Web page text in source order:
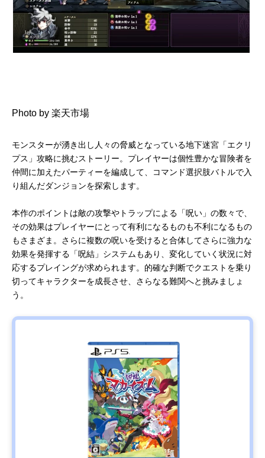
Photo by 楽天市場
モンスターが湧き出し人々の脅威となっている地下迷宮「エクリ
プス」攻略に挑むストーリー。プレイヤーは個性豊かな冒険者を
仲間に加えたパーティーを編成して、コマンド選択肢バトルで入
り組んだダンジョンを探索します。
本作のポイントは敵の攻撃やトラップによる「呪い」の数々で、
その効果はプレイヤーにとって有利になるものも不利になるもの
もさまざま。さらに複数の呪いを受けると合体してさらに強力な
効果を発揮する「呪結」システムもあり、変化していく状況に対
応するプレイングが求められます。的確な判断でクエストを乗り
切ってキャラクターを成長させ、さらなる難関へと挑みましょ
う。